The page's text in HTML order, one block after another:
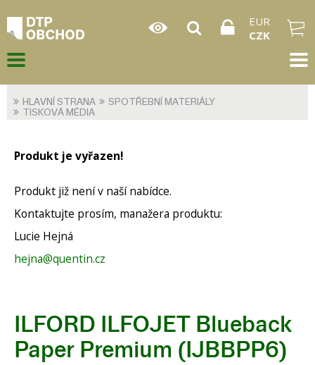
EUR
CZK
HLAVNÍ STRANA
SPOTŘEBNÍ MATERIÁLY
TISKOVÁ MÉDIA
Produkt je vyřazen!
Produkt již není v naší nabídce.
Kontaktujte prosím, manažera produktu:
Lucie Hejná
hejna@quentin.cz
ILFORD ILFOJET Blueback
Paper Premium (IJBBPP6)